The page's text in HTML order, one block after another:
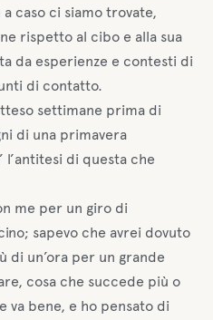
caso ci siamo trovate,
rispetto al cibo e alla sua
da esperienze e contesti di
di contatto.
settimane prima di
di una primavera
l’antitesi di questa che
me per un giro di
sapevo che avrei dovuto
di un’ora per un grande
cosa che succede più o
va bene, e ho pensato di